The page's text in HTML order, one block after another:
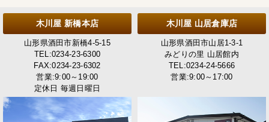
木川屋 新橋本店
山形県酒田市新橋4-5-15
TEL:0234-23-6300
FAX:0234-23-6302
営業:9:00～19:00
定休日 毎週日曜日
木川屋 山居倉庫店
山形県酒田市山居1-3-1
みどりの里 山居館内
TEL:0234-24-5666
営業:9:00～17:00